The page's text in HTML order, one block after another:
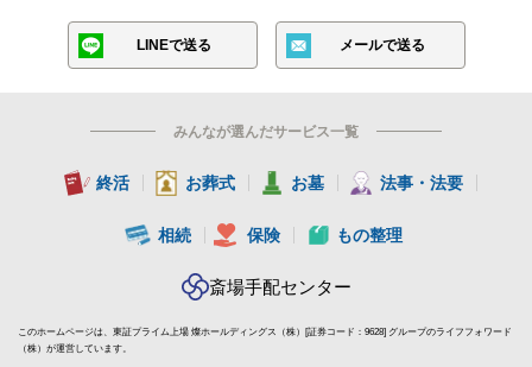
LINEで送る メールで送る
みんなが選んだサービス一覧
終活 お葬式 お墓 法事・法要
相続 保険 もの整理
斎場手配センター
このホームページは、東証プライム上場 燦ホールディングス（株）[証券コード：9628] グループのライフフォワード
（株）が運営しています。